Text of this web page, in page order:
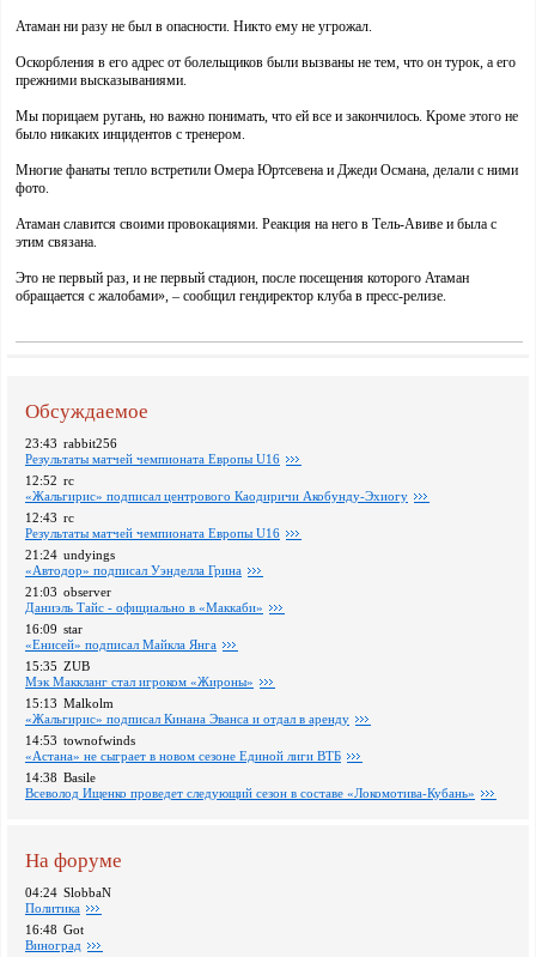
Атаман ни разу не был в опасности. Никто ему не угрожал.
Оскорбления в его адрес от болельщиков были вызваны не тем, что он турок, а его
прежними высказываниями.
Мы порицаем ругань, но важно понимать, что ей все и закончилось. Кроме этого не
было никаких инцидентов с тренером.
Многие фанаты тепло встретили Омера Юртсевена и Джеди Османа, делали с ними
фото.
Атаман славится своими провокациями. Реакция на него в Тель-Авиве и была с
этим связана.
Это не первый раз, и не первый стадион, после посещения которого Атаман
обращается с жалобами», – сообщил гендиректор клуба в пресс-релизе.
Обсуждаемое
23:43 rabbit256
Pезультаты матчей чемпионата Европы U16
12:52 rc
«Жальгирис» подписал центрового Каодиричи Акобунду-Эхиогу
12:43 rc
Pезультаты матчей чемпионата Европы U16
21:24 undyings
«Автодор» подписал Уэнделла Грина
21:03 observer
Даниэль Тайс - официально в «Маккаби»
16:09 star
«Енисей» подписал Майкла Янга
15:35 ZUB
Мэк Маккланг стал игроком «Жироны»
15:13 Malkolm
«Жальгирис» подписал Кинана Эванса и отдал в аренду
14:53 townofwinds
«Астана» не сыграет в новом сезоне Единой лиги ВТБ
14:38 Basile
Всеволод Ищенко проведет следующий сезон в составе «Локомотива-Кубань»
На форуме
04:24 SlobbaN
Политика
16:48 Got
Виноград